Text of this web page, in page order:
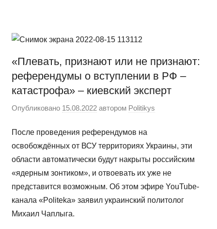
содержимому
сайт
WordPress
«Плевать, признают или не признают:
референдумы о вступлении в РФ –
катастрофа» – киевский эксперт
Опубликовано 15.08.2022 автором Politikys
После проведения референдумов на
освобождённых от ВСУ территориях Украины, эти
области автоматически будут накрыты российским
«ядерным зонтиком», и отвоевать их уже не
представится возможным. Об этом эфире YouTube-
канала «Politeka» заявил украинский политолог
Михаил Чаплыга.